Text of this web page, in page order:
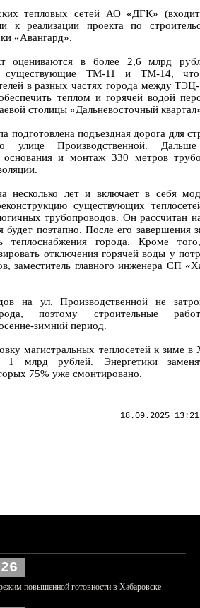
тепловых сетей АО «ДГК»
к реализации проекта по
«Авангард».
оцениваются в более 2,6 млрд
существующие ТМ-11 и ТМ-14, что
в разных частях города между
теплом и горячей водой
столицы «Дальневосточный
подготовлена подъездная дорога для
улице Производственной.
основания и монтаж 330 метров
несколько лет и включает в себя
существующих
трубопроводов. Он рассчитан
будет поэтапно. После его завершения
теплоснабжения города. Кроме
отключения горячей воды у
заместитель главного инженера СП
на ул. Производственной не
поэтому строительные
зимний период.
магистральных теплосетей к зиме в
1 млрд рублей. Энергетики
75% уже смонтировано.
18.09.2025
повышенной готовности в Хабаровске